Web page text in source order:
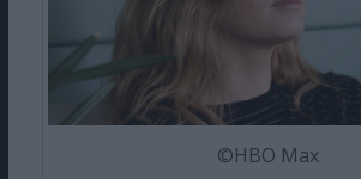
©HBO Max